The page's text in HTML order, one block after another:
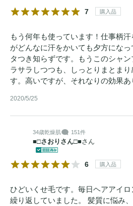
7 購入品
もう何年も使っています！仕事柄
がどんなに汗をかいても夕方にな
タつき知らずです。もうこのシャ
ラサラしつつも、しっとりまとま
す。高いですが、それなりの効果あ
2020/5/25
34歳乾燥肌 151件
■□さおりさん□■さん
6 購入品
ひどいくせ毛です。毎日ヘアアイ
繰り返していました。 髪質に悩み